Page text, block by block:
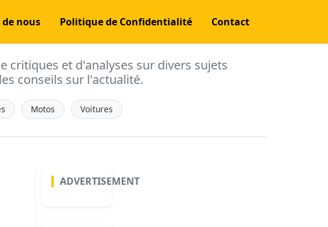
nous Politique de Confidentialité Contact
critiques et d'analyses sur divers sujets
conseils sur l'actualité.
Motos Voitures
ADVERTISEMENT